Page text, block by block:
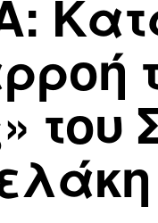
του